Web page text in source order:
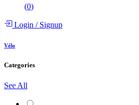
(0)
Login /Signup
Vélo
Categories
See All